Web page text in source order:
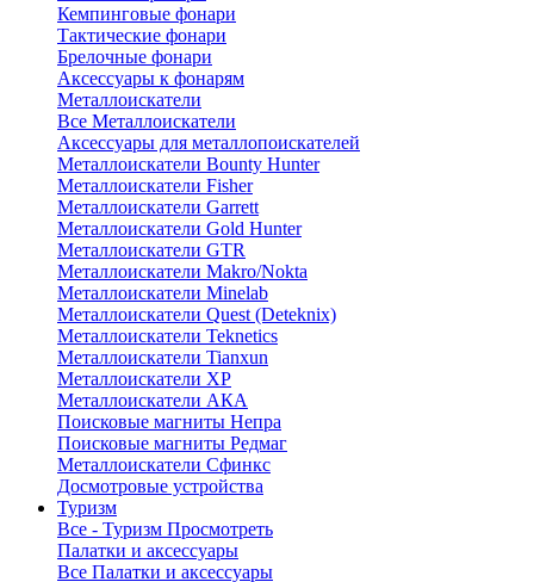
Кемпинговые фонари
Тактические фонари
Брелочные фонари
Аксессуары к фонарям
Металлоискатели
Все Металлоискатели
Аксессуары для металлопоискателей
Металлоискатели Bounty Hunter
Металлоискатели Fisher
Металлоискатели Garrett
Металлоискатели Gold Hunter
Металлоискатели GTR
Металлоискатели Makro/Nokta
Металлоискатели Minelab
Металлоискатели Quest (Deteknix)
Металлоискатели Teknetics
Металлоискатели Tianxun
Металлоискатели XP
Металлоискатели АКА
Поисковые магниты Непра
Поисковые магниты Редмаг
Металлоискатели Сфинкс
Досмотровые устройства
Туризм
Все - Туризм Просмотреть
Палатки и аксессуары
Все Палатки и аксессуары